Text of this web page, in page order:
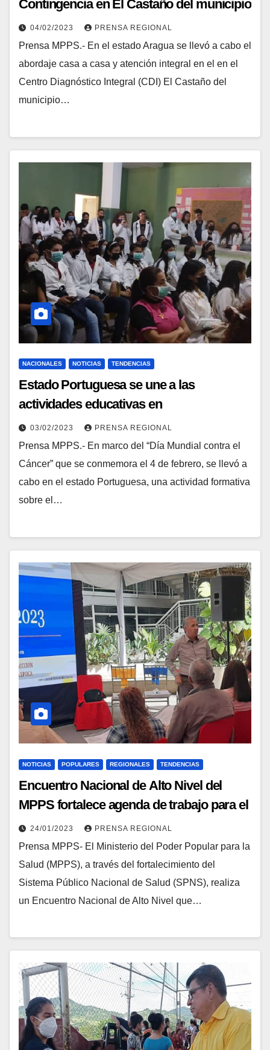
Contingencia en El Castaño del municipio
José Félix Ribas
04/02/2023 PRENSA REGIONAL
Prensa MPPS.- En el estado Aragua se llevó a cabo el
abordaje casa a casa y atención integral en el en el
Centro Diagnóstico Integral (CDI) El Castaño del
municipio…
NACIONALES NOTICIAS TENDENCIAS
Estado Portuguesa se une a las
actividades educativas en
conmemoración del “Día Mundial contra
el Cáncer”
03/02/2023 PRENSA REGIONAL
Prensa MPPS.- En marco del “Día Mundial contra el
Cáncer” que se conmemora el 4 de febrero, se llevó a
cabo en el estado Portuguesa, una actividad formativa
sobre el…
NOTICIAS POPULARES REGIONALES TENDENCIAS
Encuentro Nacional de Alto Nivel del
MPPS fortalece agenda de trabajo para el
año 2023
24/01/2023 PRENSA REGIONAL
Prensa MPPS- El Ministerio del Poder Popular para la
Salud (MPPS), a través del fortalecimiento del
Sistema Público Nacional de Salud (SPNS), realiza
un Encuentro Nacional de Alto Nivel que…